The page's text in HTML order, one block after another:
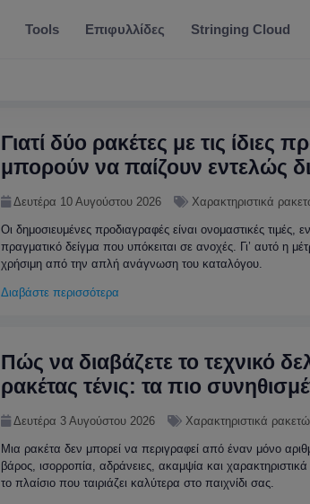
Tools Επιφυλλίδες Stringing Cloud
Γιατί δύο ρακέτες με τις ίδιες
μπορούν να παίζουν εντελώς
Δευτέρα 10 Αυγούστου 2026 Χαρακτηριστικά
Οι δημοσιευμένες προδιαγραφές είναι ονομαστικές τιμές,
πραγματικό δείγμα που υπόκειται σε ανοχές. Γι’ αυτό η
χρήσιμη από την απλή ανάγνωση του καταλόγου.
Διαβάστε περισσότερα
Πώς να διαβάζετε το τεχνικό
ρακέτας τένις: τα πιο
Δευτέρα 3 Αυγούστου 2026 Χαρακτηριστικά
Μια ρακέτα δεν μπορεί να περιγραφεί από έναν μόνο
βάρος, ισορροπία, αδράνειες, ακαμψία και
το πλαίσιο που ταιριάζει καλύτερα στο παιχνίδι σας.